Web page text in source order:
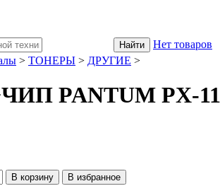
Нет товаров
> ТОНЕРЫ > ДРУГИЕ >
PANTUM PX-